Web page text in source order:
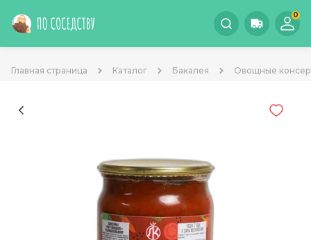
0
Главная страница Каталог Бакалея Овощные